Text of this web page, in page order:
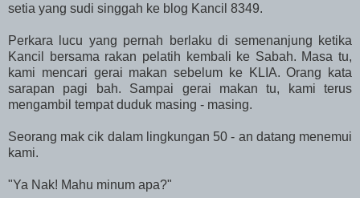
setia yang sudi singgah ke blog Kancil 8349.
Perkara lucu yang pernah berlaku di semenanjung ketika
Kancil bersama rakan pelatih kembali ke Sabah. Masa tu,
kami mencari gerai makan sebelum ke KLIA. Orang kata
sarapan pagi bah. Sampai gerai makan tu, kami terus
mengambil tempat duduk masing - masing.
Seorang mak cik dalam lingkungan 50 - an datang menemui
kami.
"Ya Nak! Mahu minum apa?"